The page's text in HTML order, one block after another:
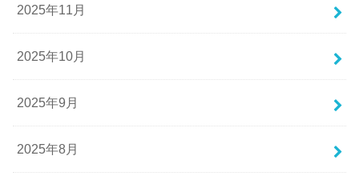
2025年11月
2025年10月
2025年9月
2025年8月